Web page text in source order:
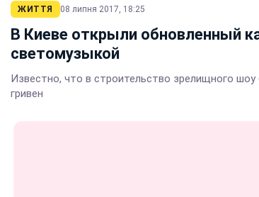
ЖИТТЯ 08 липня 2017, 18:25
В Киеве открыли обновленный
светомузыкой
Известно, что в строительство зрелищного
гривен